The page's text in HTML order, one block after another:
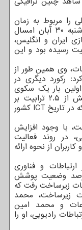
را مربوط به زمان
برگزاری بازی ایران و انگلیس در روز دوشنبه ۳۰ آبان امسال
ایران و انگلیس،
شبکه داخل به بالای ۵ ترابیت رسیده بود و این
وی همین طور از
رکورد دیگری در
بار یک سکوی
داخلی پخش ویدئو توانست ترافیک بیش از ۲.۵ ترابیت بر
ثانیه تولید نماید که رکورد جدیدی است که در تاریخ ICT کشور
با وجود افزایش
در روند فعالیت
از نحوه ارائه
و فناوری
رصد وضعیت پوشش
زیرساخت رفت که
زیرساخت، محمد
و محمد امین
رادیویی، او را